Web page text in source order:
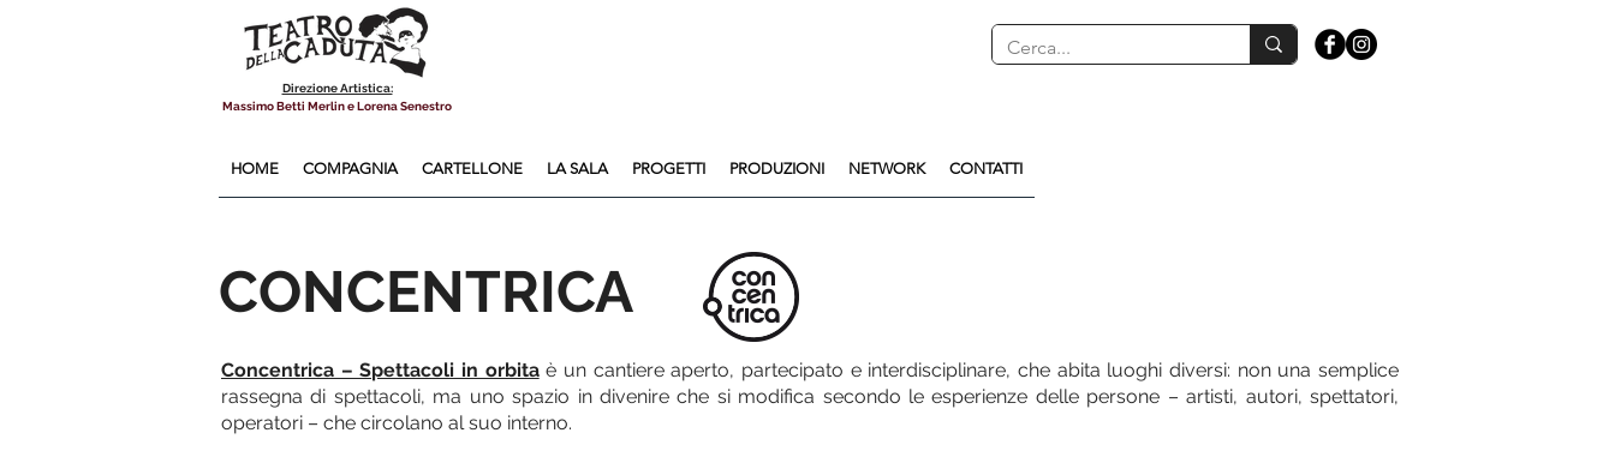
Direzione Artistica:
Massimo Betti Merlin e Lorena Senestro
HOME COMPAGNIA CARTELLONE LA SALA PROGETTI PRODUZIONI NETWORK CONTATTI
CONCENTRICA
Concentrica – Spettacoli in orbitaè un cantiere aperto, partecipato e interdisciplinare, che abita luoghi diversi: non una semplice
rassegna di spettacoli, ma uno spazio in divenire che si modifica secondo le esperienze delle persone – artisti, autori, spettatori,
operatori – che circolano al suo interno.